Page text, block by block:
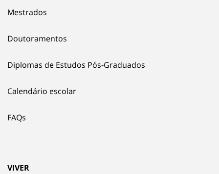
Mestrados
Doutoramentos
Diplomas de Estudos Pós-Graduados
Calendário escolar
FAQs
VIVER